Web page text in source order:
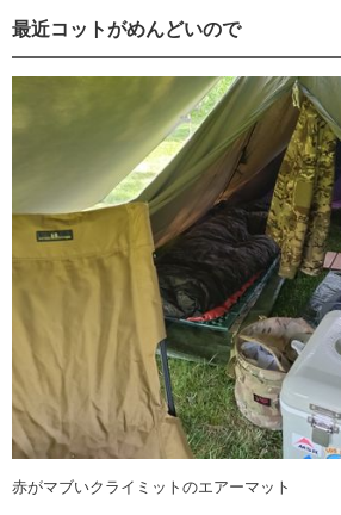
最近コットがめんどいので
赤がマブいクライミットのエアーマット